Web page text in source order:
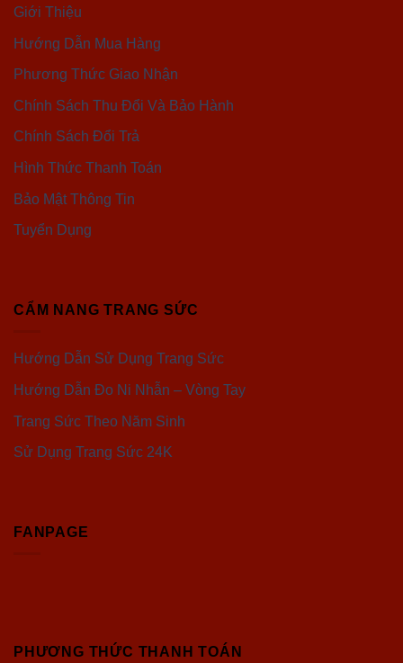
Giới Thiệu
Hướng Dẫn Mua Hàng
Phương Thức Giao Nhận
Chính Sách Thu Đổi Và Bảo Hành
Chính Sách Đổi Trả
Hình Thức Thanh Toán
Bảo Mật Thông Tin
Tuyển Dụng
CẨM NANG TRANG SỨC
Hướng Dẫn Sử Dụng Trang Sức
Hướng Dẫn Đo Ni Nhẫn – Vòng Tay
Trang Sức Theo Năm Sinh
Sử Dụng Trang Sức 24K
FANPAGE
PHƯƠNG THỨC THANH TOÁN